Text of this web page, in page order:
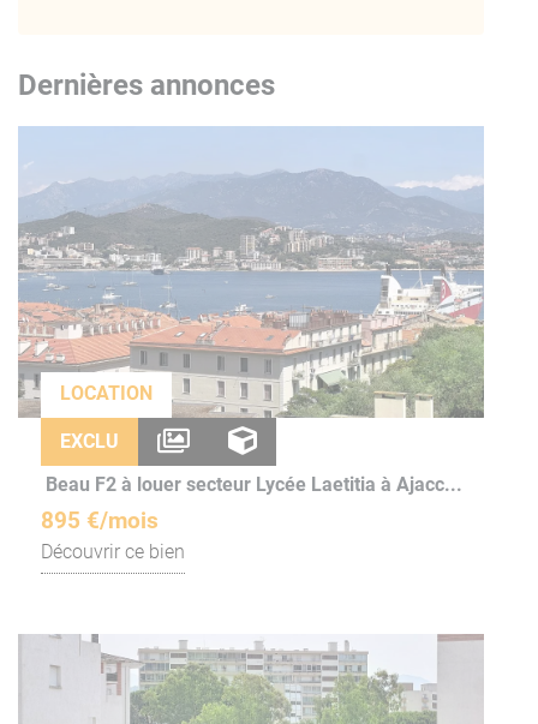
Dernières annonces
LOCATION
EXCLU
Beau F2 à louer secteur Lycée Laetitia à Ajacc...
895 €/mois
Découvrir ce bien